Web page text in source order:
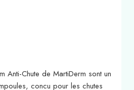
Anti-Chute de MartiDerm sont un
concu pour les chutes